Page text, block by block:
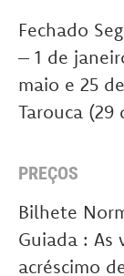
Fechado
– 1 de
maio e 25
Tarouca (29
PREÇOS
Bilhete
Guiada : As
acréscimo